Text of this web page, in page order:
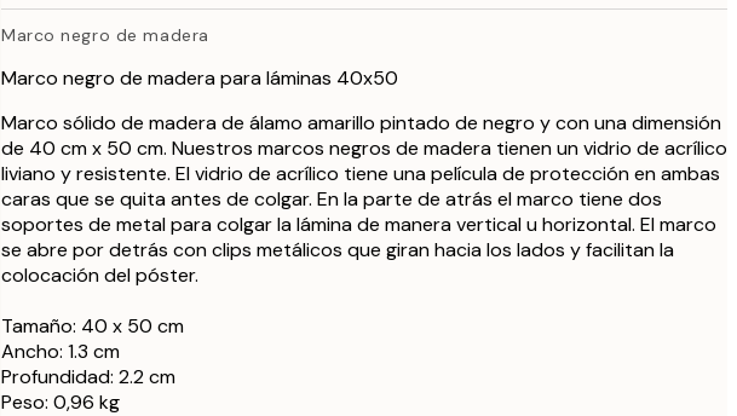
30x40 cm
50x50 cm 33,15 €
39 €
50x70 cm 38,21 €
44,95 €
70x100 cm 56,95 €
100x150 cm
Marco negro de madera
Marco negro de madera para láminas 40x50
Marco sólido de madera de álamo amarillo pintado de negro y con una dimensión
de 40 cm x 50 cm. Nuestros marcos negros de madera tienen un vidrio de acrílico
liviano y resistente. El vidrio de acrílico tiene una película de protección en ambas
caras que se quita antes de colgar. En la parte de atrás el marco tiene dos
soportes de metal para colgar la lámina de manera vertical u horizontal. El marco
se abre por detrás con clips metálicos que giran hacia los lados y facilitan la
colocación del póster.
Tamaño: 40 x 50 cm
Ancho: 1.3 cm
Profundidad: 2.2 cm
Peso: 0,96 kg